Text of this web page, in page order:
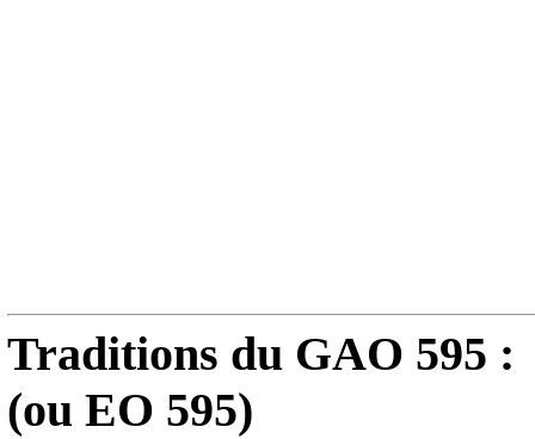
Traditions du GAO 595 :
(ou EO 595)